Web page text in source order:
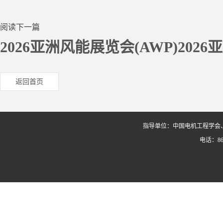
阅读下一篇
2026亚洲风能展览会(AWP)2026
返回首页
指导单位：中国电机工程学
电话：